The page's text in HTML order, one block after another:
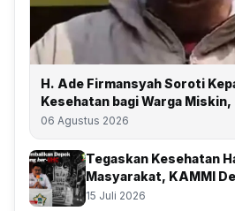
H. Ade Firmansyah Soroti
Kesehatan bagi Warga
Depok Kembali Raih Predikat
06 Agustus 2026
Tegaskan Kesehatan
Masyarakat, KAMMI
15 Juli 2026